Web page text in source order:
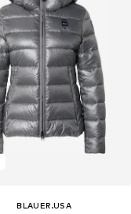
BLAUER.USA